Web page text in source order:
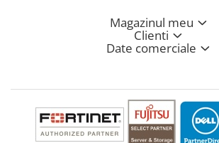
Magazinul meu
Clienti
Date comerciale